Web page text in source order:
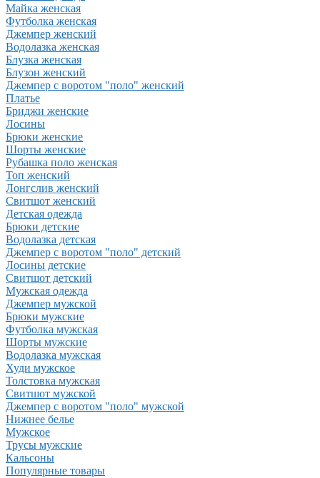
Майка женская
Футболка женская
Джемпер женский
Водолазка женская
Блузка женская
Блузон женский
Джемпер с воротом "поло" женский
Платье
Бриджи женские
Лосины
Брюки женские
Шорты женские
Рубашка поло женская
Топ женский
Лонгслив женский
Свитшот женский
Детская одежда
Брюки детские
Водолазка детская
Джемпер с воротом "поло" детский
Лосины детские
Свитшот детский
Мужская одежда
Джемпер мужской
Брюки мужские
Футболка мужская
Шорты мужские
Водолазка мужская
Худи мужское
Толстовка мужская
Свитшот мужской
Джемпер с воротом "поло" мужской
Нижнее белье
Мужское
Трусы мужские
Кальсоны
Популярные товары